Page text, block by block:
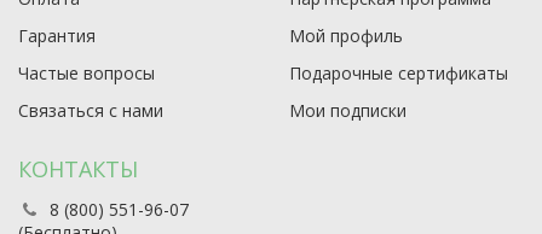
Гарантия
Частые вопросы
Связаться с нами
Мой профиль
Подарочные сертификаты
Мои подписки
КОНТАКТЫ
8 (800) 551-96-07